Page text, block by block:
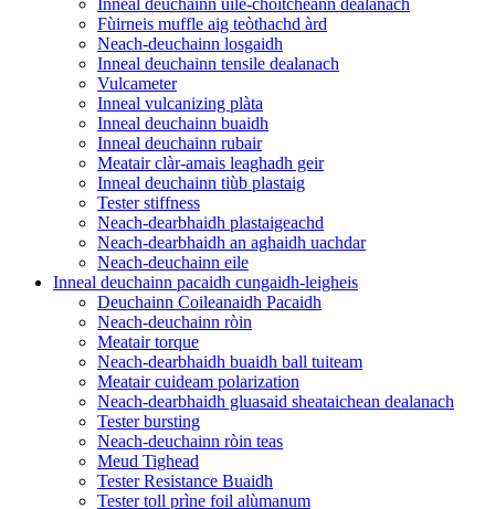
Fùirneis muffle aig teòthachd àrd
Neach-deuchainn losgaidh
Inneal deuchainn tensile dealanach
Vulcameter
Inneal vulcanizing plàta
Inneal deuchainn buaidh
Inneal deuchainn rubair
Meatair clàr-amais leaghadh geir
Inneal deuchainn tiùb plastaig
Tester stiffness
Neach-dearbhaidh plastaigeachd
Neach-dearbhaidh an aghaidh uachdar
Neach-deuchainn eile
Inneal deuchainn pacaidh cungaidh-leigheis
Deuchainn Coileanaidh Pacaidh
Neach-deuchainn ròin
Meatair torque
Neach-dearbhaidh buaidh ball tuiteam
Meatair cuideam polarization
Neach-dearbhaidh gluasaid sheataichean dealanach
Tester bursting
Neach-deuchainn ròin teas
Meud Tighead
Tester Resistance Buaidh
Tester toll prìne foil alùmanum